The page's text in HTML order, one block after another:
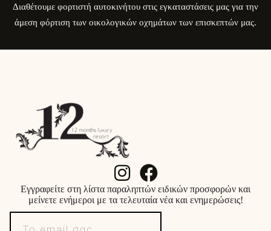
Διαθέτουμε φορτιστή αυτοκινήτου στις εγκαταστάσεις μας για την
άμεση φόρτιση των οικολογικών οχημάτων των επισκεπτών μας.
Εγγραφείτε στη λίστα παραληπτών ειδικών προσφορών και
μείνετε ενήμεροι με τα τελευταία νέα και ενημερώσεις!